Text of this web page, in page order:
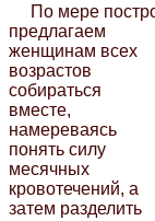
По мере
предлагаем
женщинам всех
возрастов
собираться
вместе,
намереваясь
понять силу
месячных
кровотечений, а
затем разделить